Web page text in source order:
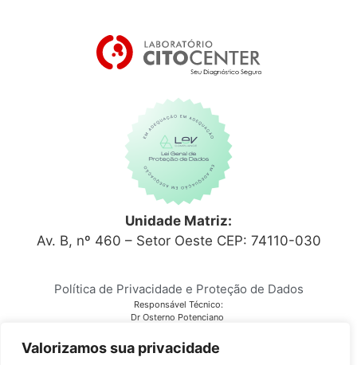
Valorizamos sua privacidade
Unidade Matriz:
Av. B, nº 460 – Setor Oeste CEP: 74110-030
Política de Privacidade e Proteção de Dados
Responsável Técnico:
Dr Osterno Potenciano
Laboratório Citocenter
CNPJ 03.810.678/0001-28